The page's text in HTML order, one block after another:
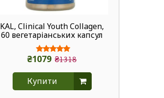
KAL, Clinical Youth Collagen,
60 вегетаріанських капсул
₴1079 ₴1318
Купити